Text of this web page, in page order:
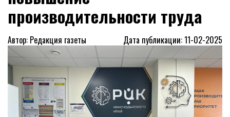
производительности труда
Автор: Редакция газеты Дата публикации: 11-02-2025